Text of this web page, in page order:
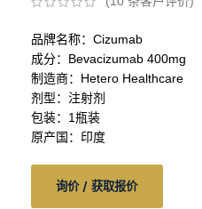
品牌名称：Cizumab
成分：Bevacizumab 400mg
制造商：Hetero Healthcare
剂型：注射剂
包装：1瓶装
原产国：印度
询价 / 获取报价